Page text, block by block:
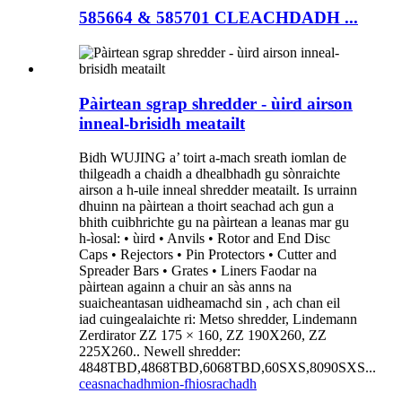
585664 & 585701 CLEACHDADH ...
Pàirtean sgrap shredder - ùird airson
inneal-brisidh meatailt
Bidh WUJING a’ toirt a-mach sreath iomlan de
thilgeadh a chaidh a dhealbhadh gu sònraichte
airson a h-uile inneal shredder meatailt. Is urrainn
dhuinn na pàirtean a thoirt seachad ach gun a
bhith cuibhrichte gu na pàirtean a leanas mar gu
h-ìosal: • ùird • Anvils • Rotor and End Disc
Caps • Rejectors • Pin Protectors • Cutter and
Spreader Bars • Grates • Liners Faodar na
pàirtean againn a chuir an sàs anns na
suaicheantasan uidheamachd sin , ach chan eil
iad cuingealaichte ri: Metso shredder, Lindemann
Zerdirator ZZ 175 × 160, ZZ 190X260, ZZ
225X260.. Newell shredder:
4848TBD,4868TBD,6068TBD,60SXS,8090SXS...
ceasnachadhmion-fhiosrachadh